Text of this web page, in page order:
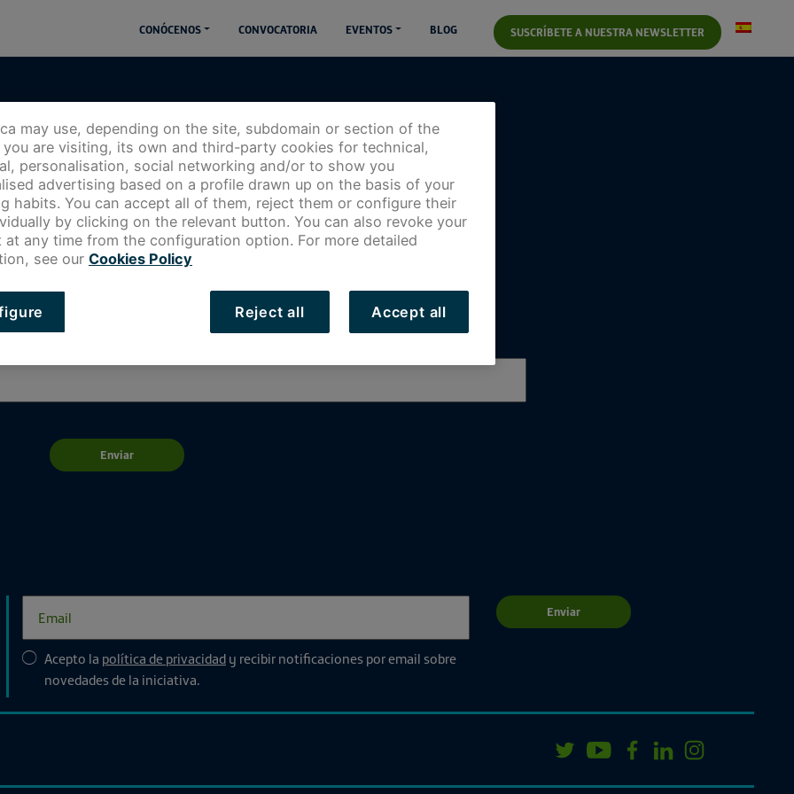
CONÓCENOS CONVOCATORIA EVENTOS BLOG SUSCRÍBETE A NUESTRA NEWSLETTER
una newsletter con las novedades sobre las
actualidad de la iniciativa
Enviar
Acepto la política de privacidad y recibir notificaciones por email sobre
novedades de la iniciativa.
Enviar
may use, depending on the site, subdomain or section of the
are visiting, its own and third-party cookies for technical,
personalisation, social networking and/or to show you
advertising based on a profile drawn up on the basis of your
habits. You can accept all of them, reject them or configure their
by clicking on the relevant button. You can also revoke your
at any time from the configuration option. For more detailed
see our Cookies Policy
Reject all Accept all